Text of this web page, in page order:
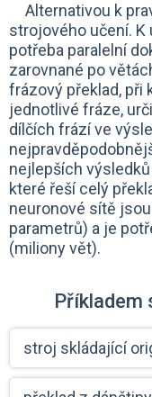
Alternativou k
strojového učení.
potřeba paralelní
zarovnané po
frázový překlad, při
jednotlivé fráze,
dílčích frází ve
nejlepších
které řeší celý
neuronové sítě
parametrů) a je
(miliony vět).
Příkladem
stroj skládající